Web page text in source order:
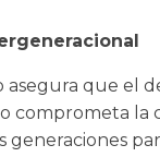
asegura que el
comprometa la
generaciones